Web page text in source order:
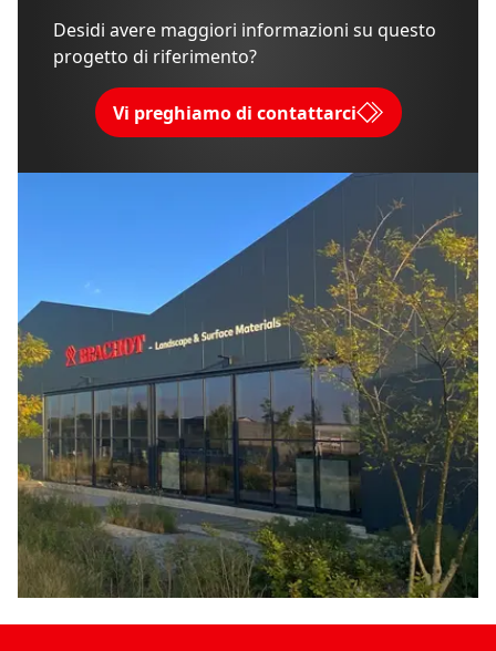
Desidi avere maggiori informazioni su questo
progetto di riferimento?
Vi preghiamo di contattarci